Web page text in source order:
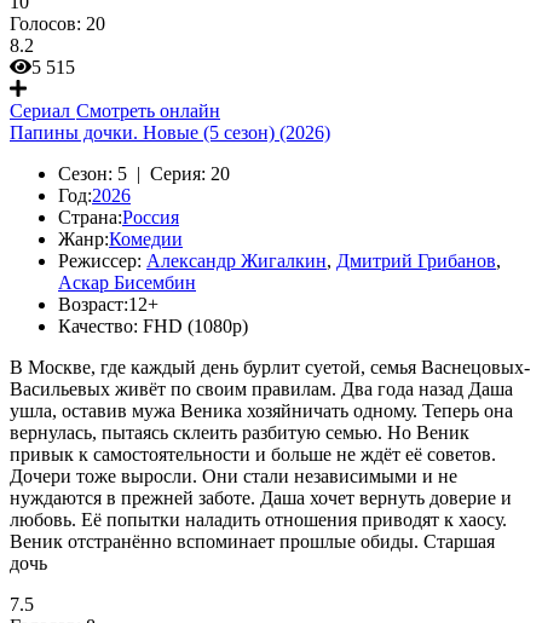
Голосов: 20
8.2
5 515
Сериал Смотреть онлайн
Папины дочки. Новые (5 сезон) (2026)
Сезон: 5 | Серия: 20
Год:2026
Страна:Россия
Жанр:Комедии
Режиссер: Александр Жигалкин, Дмитрий Грибанов,
Аскар Бисембин
Возраст:12+
Качество: FHD (1080p)
В Москве, где каждый день бурлит суетой, семья Васнецовых-
Васильевых живёт по своим правилам. Два года назад Даша
ушла, оставив мужа Веника хозяйничать одному. Теперь она
вернулась, пытаясь склеить разбитую семью. Но Веник
привык к самостоятельности и больше не ждёт её советов.
Дочери тоже выросли. Они стали независимыми и не
нуждаются в прежней заботе. Даша хочет вернуть доверие и
любовь. Её попытки наладить отношения приводят к хаосу.
Веник отстранённо вспоминает прошлые обиды. Старшая
дочь
7.5